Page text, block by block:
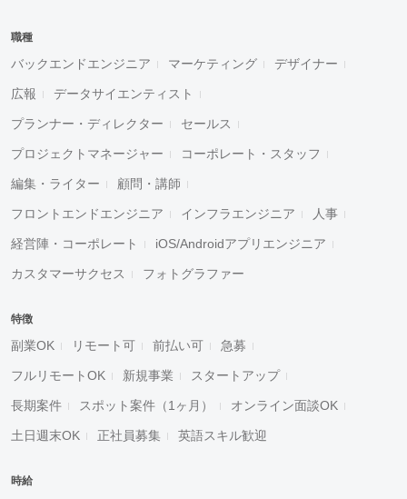
職種
バックエンドエンジニア マーケティング デザイナー
広報 データサイエンティスト
プランナー・ディレクター セールス
プロジェクトマネージャー コーポレート・スタッフ
編集・ライター 顧問・講師
フロントエンドエンジニア インフラエンジニア 人事
経営陣・コーポレート iOS/Androidアプリエンジニア
カスタマーサクセス フォトグラファー
特徴
副業OK リモート可 前払い可 急募
フルリモートOK 新規事業 スタートアップ
長期案件 スポット案件（1ヶ月） オンライン面談OK
土日週末OK 正社員募集 英語スキル歓迎
時給